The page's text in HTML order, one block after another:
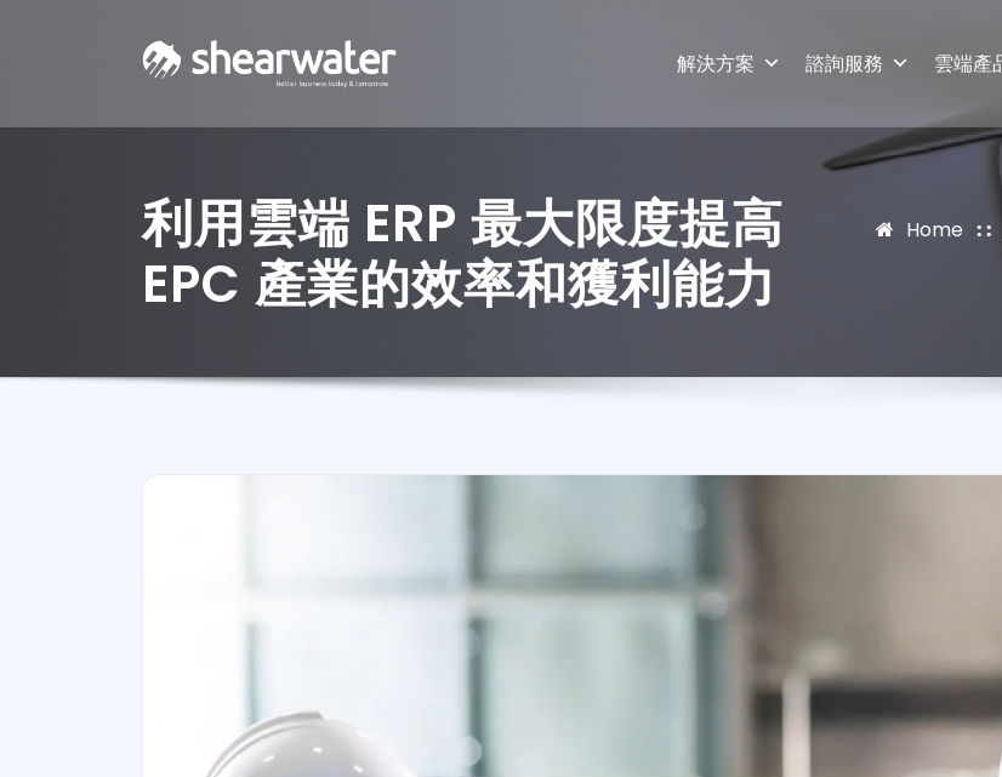
解決方案 諮詢服務 雲端產
利用雲端 ERP 最大限度提高
EPC 產業的效率和獲利能力
Home